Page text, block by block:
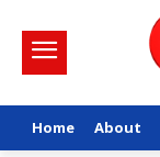
Home About